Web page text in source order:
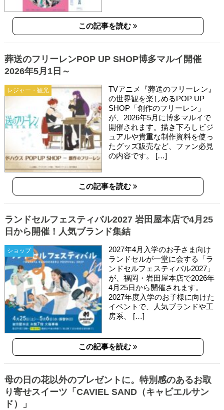
この記事を読む
レジャー・観光
葬送のフリーレンPOP UP SHOP博多マルイ開催
2026年5月1日～
TVアニメ『葬送のフリーレン』
の世界観を楽しめるPOP UP
SHOP「創作のフリーレン」
が、2026年5月に博多マルイで
開催されます。描き下ろしビジ
ュアルや貴重な制作資料を使っ
たグッズ販売など、ファン必見
の内容です。 […]
この記事を読む
ショップ
ランドセルフェスティバル2027 岩田屋本店で4月25
日から開催！人気ブランド集結
2027年4月入学のお子さま向け
ランドセルが一堂に会する「ラ
ンドセルフェスティバル2027」
が、福岡・岩田屋本店で2026年
4月25日から開催されます。
2027年度入学のお子様に向けた
イベントで、人気ブランドや工
房系、 […]
この記事を読む
母の日の花以外のプレゼントに。特別感のあるお取
り寄せスイーツ「CAVIEL SAND（キャビエルサン
ド）」